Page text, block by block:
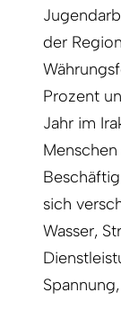
der
Prozent
Jahr im
sich
Wasser,